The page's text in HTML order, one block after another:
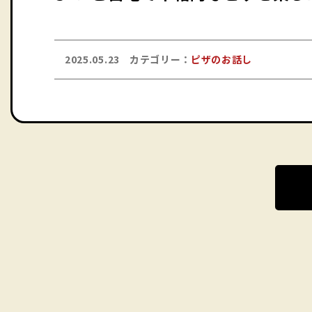
2025.05.23 カテゴリー： ピザのお話し